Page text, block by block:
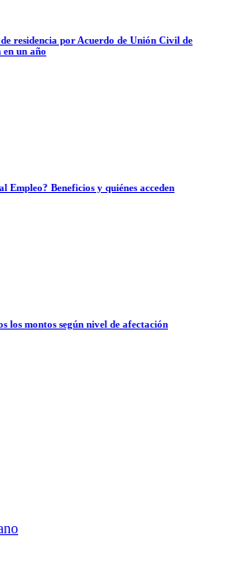
residencia por Acuerdo de Unión Civil de
un año
Empleo? Beneficios y quiénes acceden
los montos según nivel de afectación